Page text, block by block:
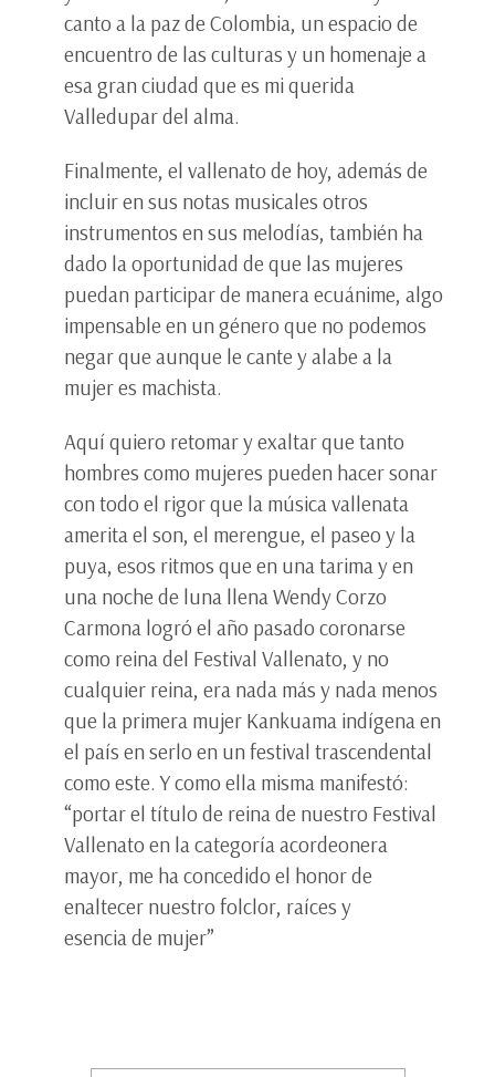
canto a la paz de Colombia, un espacio de
encuentro de las culturas y un homenaje a
esa gran ciudad que es mi querida
Valledupar del alma.
Finalmente, el vallenato de hoy, además de
incluir en sus notas musicales otros
instrumentos en sus melodías, también ha
dado la oportunidad de que las mujeres
puedan participar de manera ecuánime, algo
impensable en un género que no podemos
negar que aunque le cante y alabe a la
mujer es machista.
Aquí quiero retomar y exaltar que tanto
hombres como mujeres pueden hacer sonar
con todo el rigor que la música vallenata
amerita el son, el merengue, el paseo y la
puya, esos ritmos que en una tarima y en
una noche de luna llena Wendy Corzo
Carmona logró el año pasado coronarse
como reina del Festival Vallenato, y no
cualquier reina, era nada más y nada menos
que la primera mujer Kankuama indígena en
el país en serlo en un festival trascendental
como este. Y como ella misma manifestó:
“portar el título de reina de nuestro Festival
Vallenato en la categoría acordeonera
mayor, me ha concedido el honor de
enaltecer nuestro folclor, raíces y
esencia de mujer”